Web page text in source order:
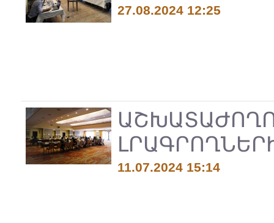
27.08.2024 12:25
11.07.2024 15:14